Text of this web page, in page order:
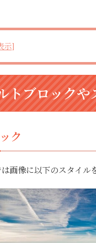
示]
トブロックや
ク
画像に以下のスタイル